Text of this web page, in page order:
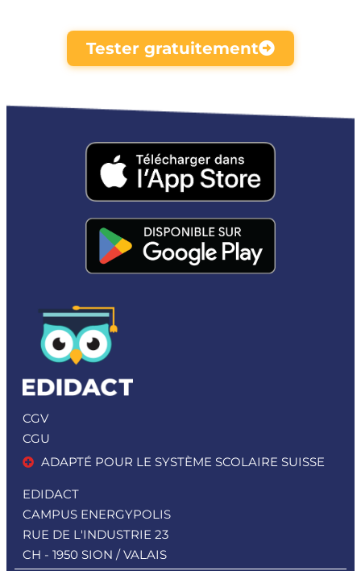
Tester gratuitement
CGV
CGU
ADAPTÉ POUR LE SYSTÈME SCOLAIRE SUISSE
EDIDACT
CAMPUS ENERGYPOLIS
RUE DE L'INDUSTRIE 23
CH - 1950 SION / VALAIS